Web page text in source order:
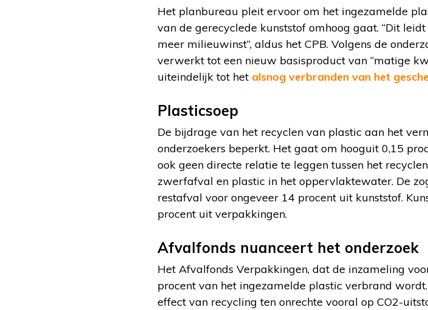
Het planbureau pleit ervoor om het ingezamelde
van de gerecyclede kunststof omhoog gaat. “Dit
meer milieuwinst”, aldus het CPB. Volgens de
verwerkt tot een nieuw basisproduct van “matige
uiteindelijk tot het alsnog verbranden van het
Plasticsoep
De bijdrage van het recyclen van plastic aan het
onderzoekers beperkt. Het gaat om hooguit 0,15
ook geen directe relatie te leggen tussen het
zwerfafval en plastic in het oppervlaktewater. De
restafval voor ongeveer 14 procent uit kunststof.
procent uit verpakkingen.
Afvalfonds nuanceert het onderzoek
Het Afvalfonds Verpakkingen, dat de inzameling
procent van het ingezamelde plastic verbrand
effect van recycling ten onrechte vooral op CO2-